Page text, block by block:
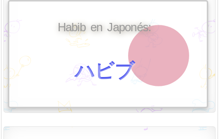
Habib en Japonés:
ハビブ